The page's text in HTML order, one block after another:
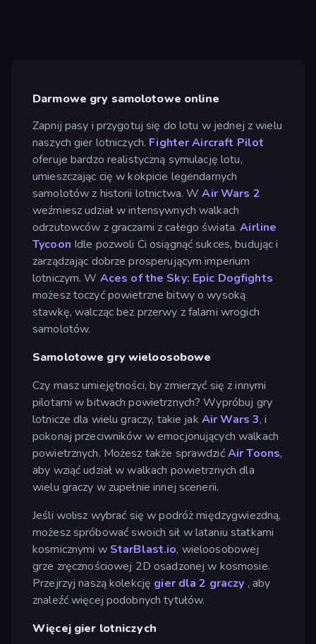
Darmowe gry samolotowe online
Zapnij pasy i przygotuj się do lotu w jednej z wielu
naszych gier lotniczych. Fighter Aircraft Pilot
oferuje bardzo realistyczną symulację lotu,
umieszczając cię w kokpicie legendarnych
samolotów z historii lotnictwa. WAir Wars 2
weźmiesz udział w intensywnych walkach
odrzutowców z graczami z całego świata.Airline
Tycoon Idle pozwoli Ci osiągnąć sukces, budując i
zarządzając dobrze prosperującym imperium
lotniczym. W Aces of the Sky: Epic Dogfights
możesz toczyć powietrzne bitwy o wysoką
stawkę, walcząc bez przerwy z falami wrogich
samolotów.
Samolotowe gry wieloosobowe
Czy masz umiejętności, by zmierzyć się z innymi
pilotami w bitwach powietrznych? Wypróbuj gry
lotnicze dla wielu graczy, takie jak Air Wars 3, i
pokonaj przeciwników w emocjonujących walkach
powietrznych. Możesz także sprawdzićAir Toons,
aby wziąć udział w walkach powietrznych dla
wielu graczy w zupełnie innej scenerii.
Jeśli wolisz wybrać się w podróż międzygwiezdną,
możesz spróbować swoich sił w lataniu statkami
kosmicznymi w StarBlast.io, wieloosobowej
grze zręcznościowej 2D osadzonej w kosmosie.
Przejrzyj naszą kolekcję gier dla 2 graczy , aby
znaleźć więcej podobnych tytułów.
Więcej gier lotniczych